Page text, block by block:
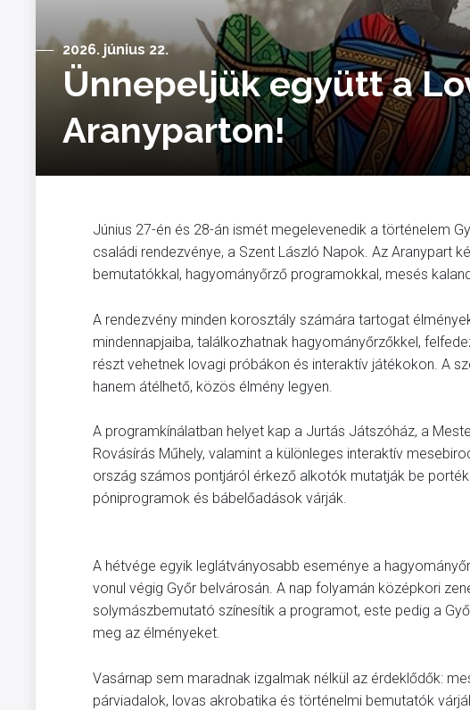
2026. június 22.
Ünnepeljük együtt a
Aranyparton!
Június 27-én és 28-án ismét megelevenedik a történelem
családi rendezvénye, a Szent László Napok. Az Aranypart
bemutatókkal, hagyományőrző programokkal, mesés
A rendezvény minden korosztály számára tartogat
mindennapjaiba, találkozhatnak hagyományőrzőkkel,
részt vehetnek lovagi próbákon és interaktív játékokon. A
hanem átélhető, közös élmény legyen.
A programkínálatban helyet kap a Jurtás Játszóház, a
Rovásírás Műhely, valamint a különleges interaktív
ország számos pontjáról érkező alkotók mutatják be
póniprogramok és bábelőadások várják.
A hétvége egyik leglátványosabb eseménye a
vonul végig Győr belvárosán. A nap folyamán középkori
solymászbemutató színesítik a programot, este pedig a
meg az élményeket.
Vasárnap sem maradnak izgalmak nélkül az érdeklődők:
párviadalok, lovas akrobatika és történelmi bemutatók